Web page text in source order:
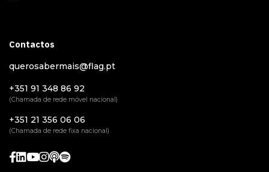
Contactos
querosabermais@flag.pt
+351 91 348 86 92
(Chamada de rede móvel nacional)
+351 21 356 06 06
(Chamada de rede fixa nacional)